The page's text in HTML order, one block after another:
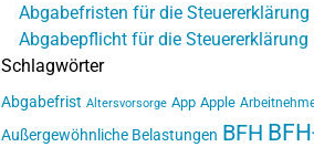
Abgabefristen für die Steuererklärung
Abgabepflicht für die Steuererklärung
Schlagwörter
Abgabefrist Altersvorsorge App Apple
Außergewöhnliche Belastungen BFH